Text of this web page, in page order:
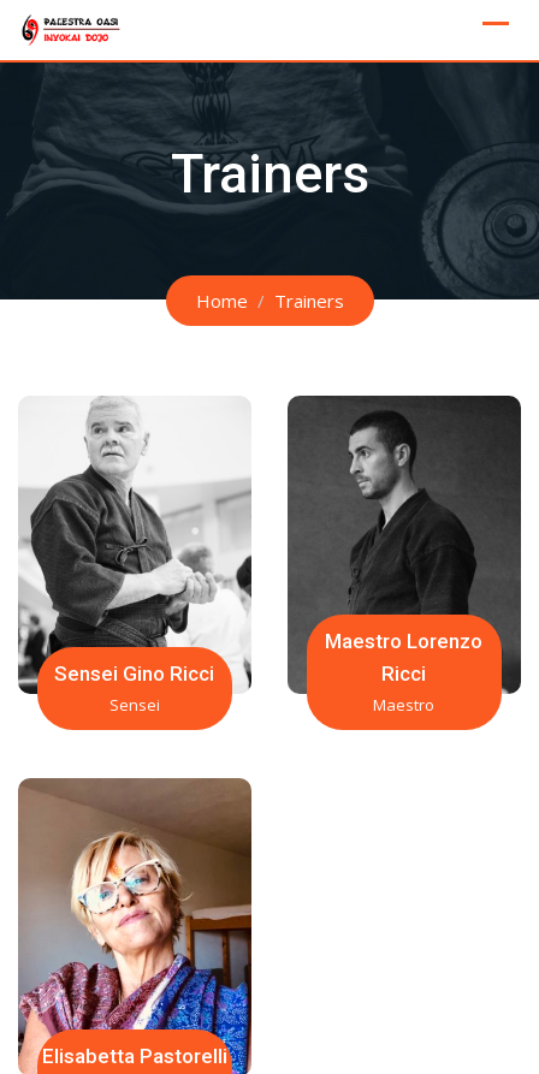
Skip
content
Trainers
Home Trainers
Sensei Gino Ricci
Sensei
Maestro Lorenzo
Ricci
Maestro
Elisabetta Pastorelli